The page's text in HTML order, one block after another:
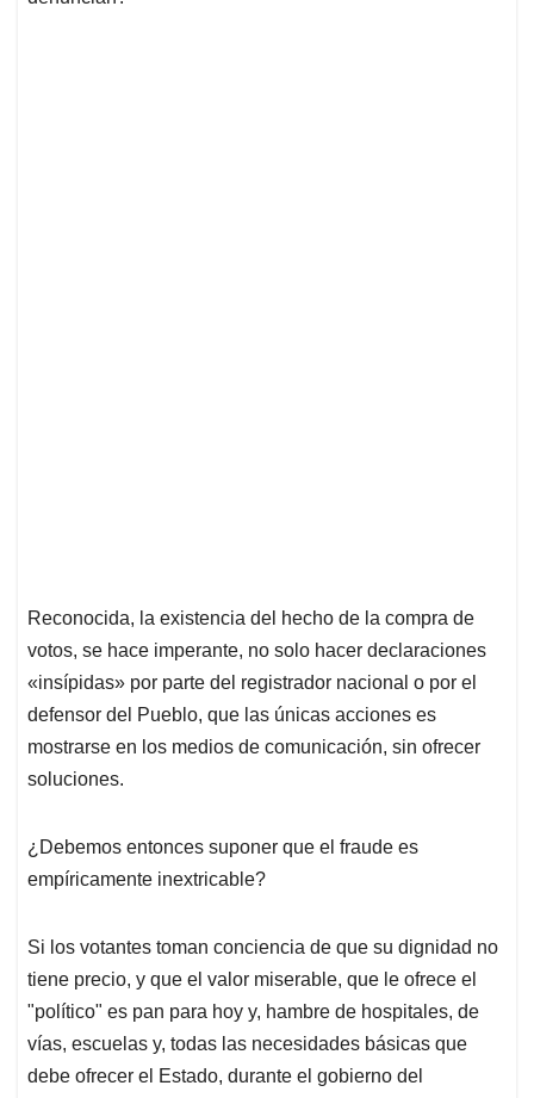
Reconocida, la existencia del hecho de la compra de
votos, se hace imperante, no solo hacer declaraciones
«insípidas» por parte del registrador nacional o por el
defensor del Pueblo, que las únicas acciones es
mostrarse en los medios de comunicación, sin ofrecer
soluciones.
¿Debemos entonces suponer que el fraude es
empíricamente inextricable?
Si los votantes toman conciencia de que su dignidad no
tiene precio, y que el valor miserable, que le ofrece el
"político" es pan para hoy y, hambre de hospitales, de
vías, escuelas y, todas las necesidades básicas que
debe ofrecer el Estado, durante el gobierno del